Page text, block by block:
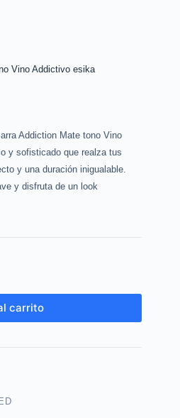
Vino Addictivo esika
Addiction Mate tono Vino
y sofisticado que realza tus
y una duración inigualable.
y disfruta de un look
carrito